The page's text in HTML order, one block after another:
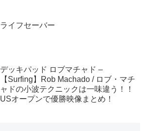
ライフセーバー
デッキパッド ロブマチャド –
【Surfing】Rob Machado / ロブ・マチ
ャドの小波テクニックは一味違う！！
USオープンで優勝映像まとめ！